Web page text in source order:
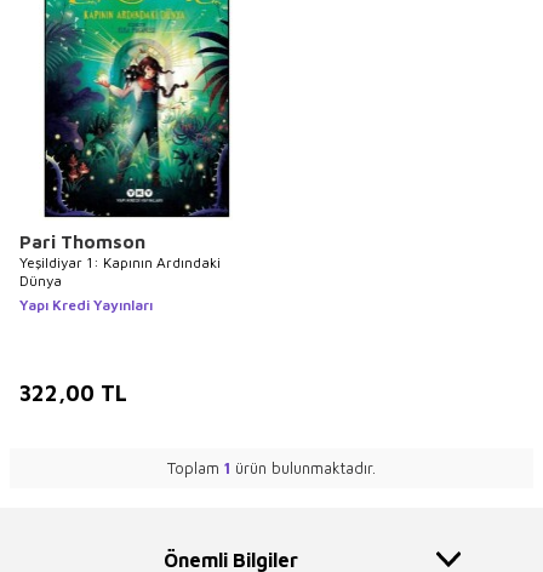
Pari Thomson
Yeşildiyar 1: Kapının Ardındaki
Dünya
Yapı Kredi Yayınları
322,00 TL
Toplam 1 ürün bulunmaktadır.
Önemli Bilgiler